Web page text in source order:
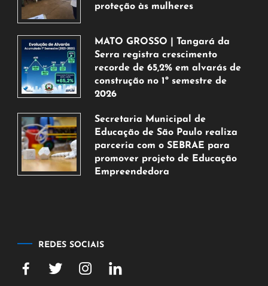
proteção às mulheres
de
agosto
de
2026
MATO GROSSO | Tangará da
Serra registra crescimento
recorde de 65,2% em alvarás de
construção no 1º semestre de
2026
de
agosto
de
2026
Secretaria Municipal de
Educação de São Paulo realiza
parceria com o SEBRAE para
promover projeto de Educação
Empreendedora
2026
REDES SOCIAIS